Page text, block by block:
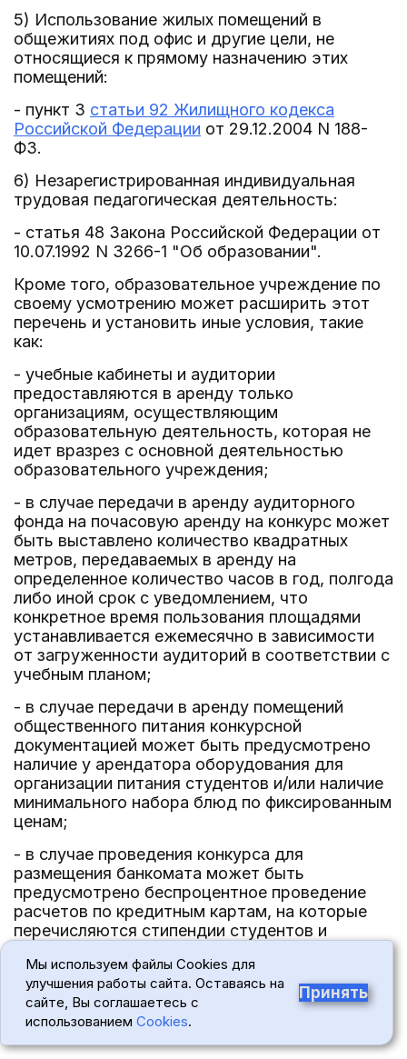
5) Использование жилых помещений в
общежитиях под офис и другие цели, не
относящиеся к прямому назначению этих
помещений:
- пункт 3 статьи 92 Жилищного кодекса
Российской Федерации от 29.12.2004 N 188-
ФЗ.
6) Незарегистрированная индивидуальная
трудовая педагогическая деятельность:
- статья 48 Закона Российской Федерации от
10.07.1992 N 3266-1 "Об образовании".
Кроме того, образовательное учреждение по
своему усмотрению может расширить этот
перечень и установить иные условия, такие
как:
- учебные кабинеты и аудитории
предоставляются в аренду только
организациям, осуществляющим
образовательную деятельность, которая не
идет вразрез с основной деятельностью
образовательного учреждения;
- в случае передачи в аренду аудиторного
фонда на почасовую аренду на конкурс может
быть выставлено количество квадратных
метров, передаваемых в аренду на
определенное количество часов в год, полгода
либо иной срок с уведомлением, что
конкретное время пользования площадями
устанавливается ежемесячно в зависимости
от загруженности аудиторий в соответствии с
учебным планом;
- в случае передачи в аренду помещений
общественного питания конкурсной
документацией может быть предусмотрено
наличие у арендатора оборудования для
организации питания студентов и/или наличие
минимального набора блюд по фиксированным
ценам;
- в случае проведения конкурса для
размещения банкомата может быть
предусмотрено беспроцентное проведение
расчетов по кредитным картам, на которые
перечисляются стипендии студентов и
с договором с кредитной организацией.
8. Права претендента
Мы используем файлы Cookies для
улучшения работы сайта. Оставаясь на
сайте, Вы соглашаетесь с
использованием Cookies.
Принять